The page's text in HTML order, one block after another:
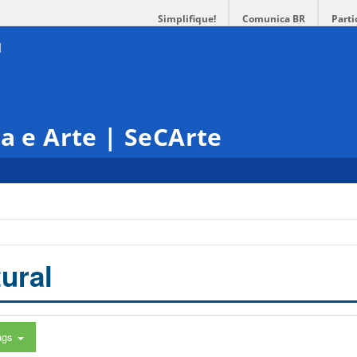
Simplifique! Comunica BR
e Arte | SeCArte